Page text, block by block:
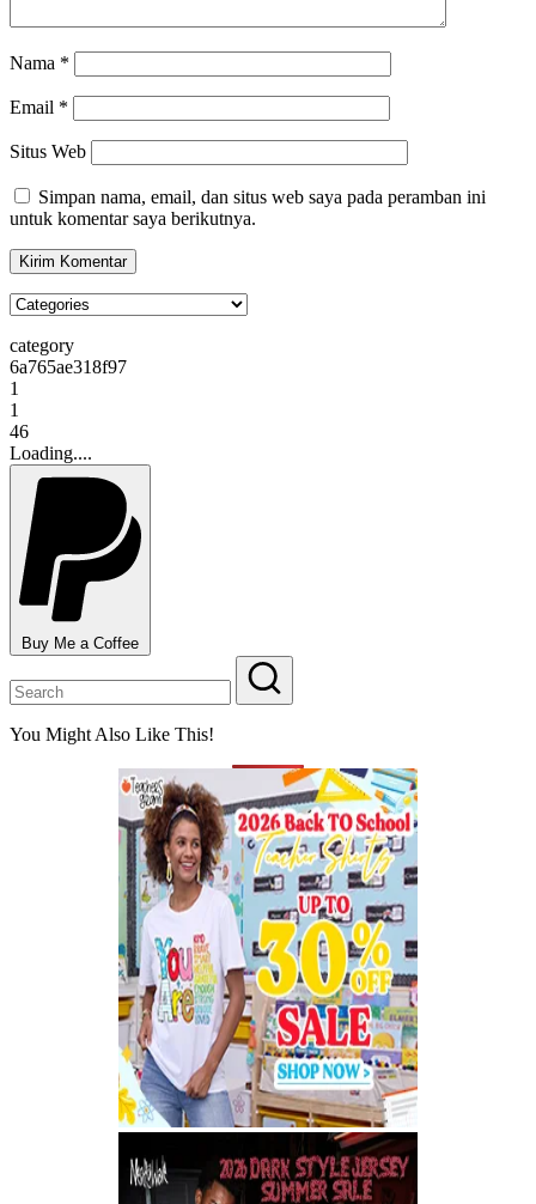
Nama *
Email *
Situs Web
Simpan nama, email, dan situs web saya pada peramban ini
untuk komentar saya berikutnya.
category
6a765ae318f97
1
1
46
Loading....
Buy Me a Coffee
You Might Also Like This!